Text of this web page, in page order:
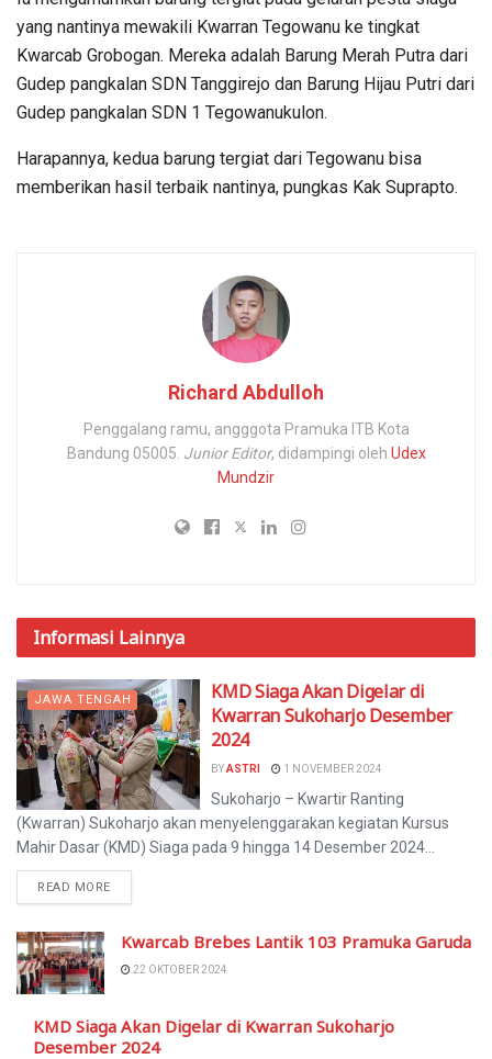
yang nantinya mewakili Kwarran Tegowanu ke tingkat
Kwarcab Grobogan. Mereka adalah Barung Merah Putra dari
Gudep pangkalan SDN Tanggirejo dan Barung Hijau Putri dari
Gudep pangkalan SDN 1 Tegowanukulon.
Harapannya, kedua barung tergiat dari Tegowanu bisa
memberikan hasil terbaik nantinya, pungkas Kak Suprapto.
Richard Abdulloh
Penggalang ramu, angggota Pramuka ITB Kota
Bandung 05005. Junior Editor, didampingi oleh Udex
Mundzir
Informasi Lainnya
JAWA TENGAH
KMD Siaga Akan Digelar di
Kwarran Sukoharjo Desember
2024
BYASTRI 1 NOVEMBER 2024
Sukoharjo – Kwartir Ranting
(Kwarran) Sukoharjo akan menyelenggarakan kegiatan Kursus
Mahir Dasar (KMD) Siaga pada 9 hingga 14 Desember 2024...
READ MORE
Kwarcab Brebes Lantik 103 Pramuka Garuda
22 OKTOBER 2024
KMD Siaga Akan Digelar di Kwarran Sukoharjo
Desember 2024